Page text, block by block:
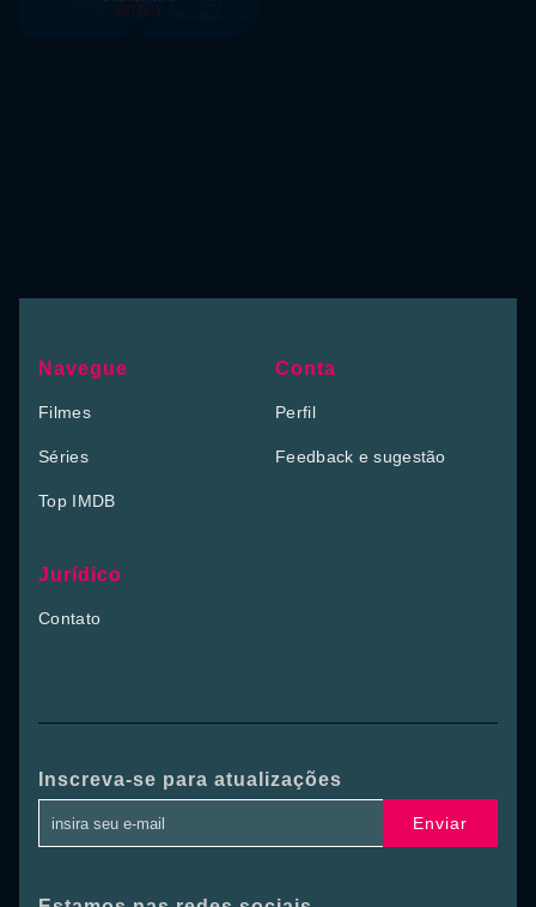
Navegue
Filmes
Séries
Top IMDB
Conta
Perfil
Feedback e sugestão
Jurídico
Contato
Inscreva-se para atualizações
Enviar